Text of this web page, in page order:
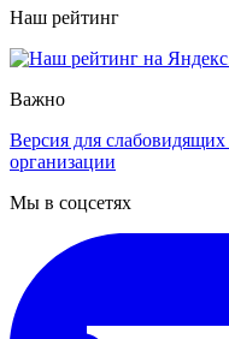
Наш рейтинг
Важно
Версия для слабовидящих
организации
Мы в соцсетях